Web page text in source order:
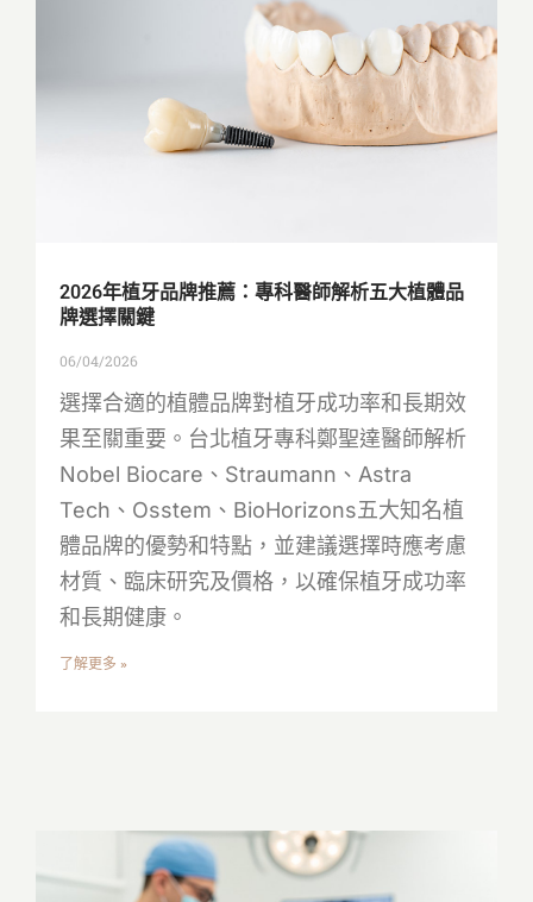
2026年植牙品牌推薦：專科醫師解析五大植體品
牌選擇關鍵
06/04/2026
選擇合適的植體品牌對植牙成功率和長期效
果至關重要。台北植牙專科鄭聖達醫師解析
Nobel Biocare、Straumann、Astra
Tech、Osstem、BioHorizons五大知名植
體品牌的優勢和特點，並建議選擇時應考慮
材質、臨床研究及價格，以確保植牙成功率
和長期健康。
了解更多 »